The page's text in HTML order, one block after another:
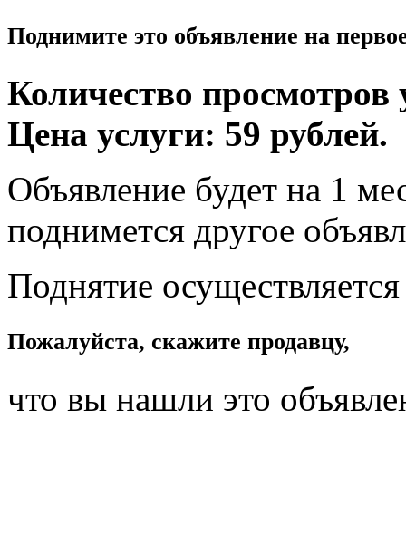
Поднимите это объявление на
Количество просмотров
Цена услуги: 59 рублей.
Объявление будет на 1
поднимется другое
Поднятие
Пожалуйста, скажите продавцу,
что вы нашли это